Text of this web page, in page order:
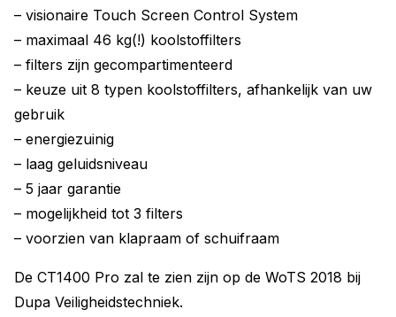
– visionaire Touch Screen Control System
– maximaal 46 kg(!) koolstoffilters
– filters zijn gecompartimenteerd
– keuze uit 8 typen koolstoffilters, afhankelijk van uw
gebruik
– energiezuinig
– laag geluidsniveau
– 5 jaar garantie
– mogelijkheid tot 3 filters
– voorzien van klapraam of schuifraam
De CT1400 Pro zal te zien zijn op de WoTS 2018 bij
Dupa Veiligheidstechniek.